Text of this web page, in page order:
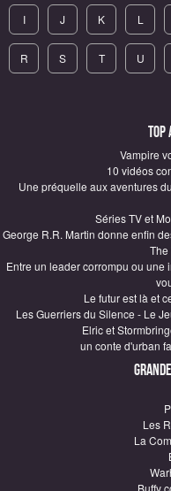
I J K L
R S T U
Vampire
10 vidéos
Une préquelle aux aventures
Séries TV et
George R.R. Martin donne enfin
The
Entre un leader corrompu ou
Le futur est là et
Les Guerriers du Silence - Le
Elric et
un conte d'urban
Les
La